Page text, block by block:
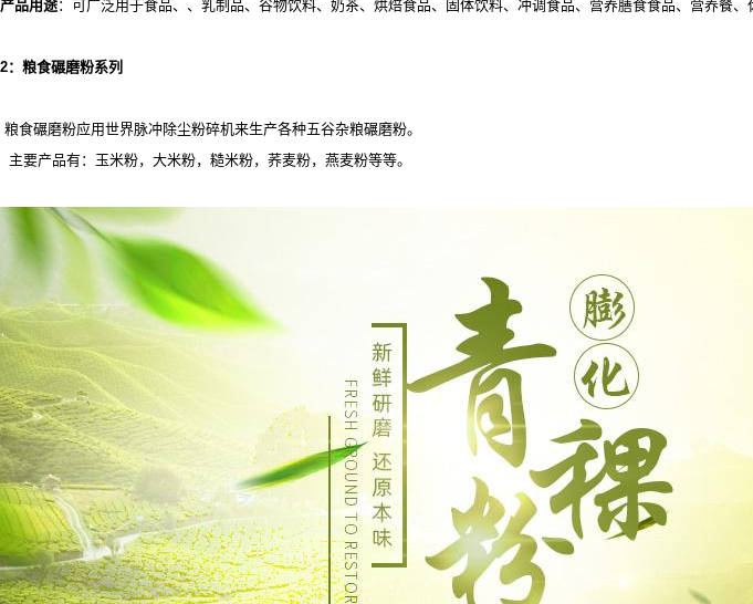
产品用途：可广泛用于食品、 、乳制品、谷物饮料、奶茶、烘焙食品、固体饮料、冲调食品、营养膳食食品、营养餐
2：粮食碾磨粉系列
粮食碾磨粉应用世界脉冲除尘粉碎机来生产各种五谷杂粮碾磨粉。
主要产品有：玉米粉，大米粉，糙米粉，荞麦粉，燕麦粉等等。